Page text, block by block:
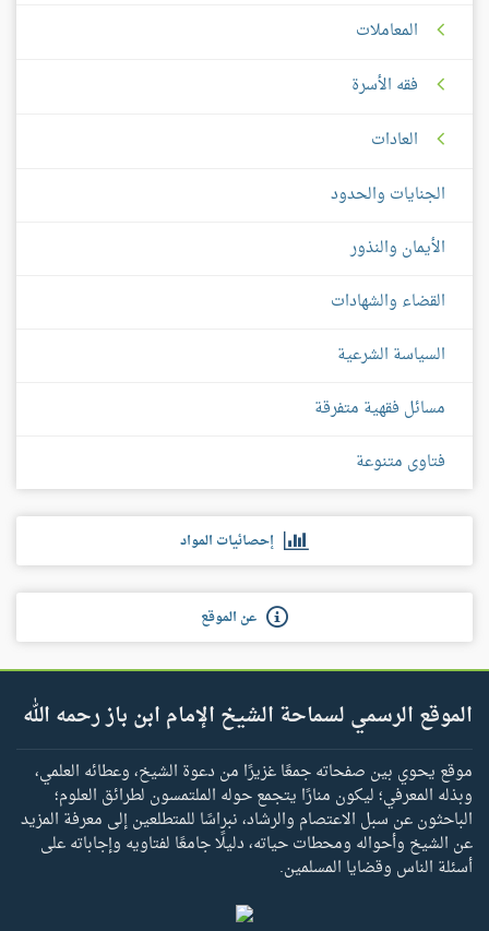
المعاملات
فقه الأسرة
العادات
الجنايات والحدود
الأيمان والنذور
القضاء والشهادات
السياسة الشرعية
مسائل فقهية متفرقة
فتاوى متنوعة
إحصائيات المواد
عن الموقع
الموقع الرسمي لسماحة الشيخ الإمام ابن باز رحمه الله
موقع يحوي بين صفحاته جمعًا غزيرًا من دعوة الشيخ، وعطائه العلمي،
وبذله المعرفي؛ ليكون منارًا يتجمع حوله الملتمسون لطرائق العلوم؛
الباحثون عن سبل الاعتصام والرشاد، نبراسًا للمتطلعين إلى معرفة المزيد
عن الشيخ وأحواله ومحطات حياته، دليلًا جامعًا لفتاويه وإجاباته على
أسئلة الناس وقضايا المسلمين.